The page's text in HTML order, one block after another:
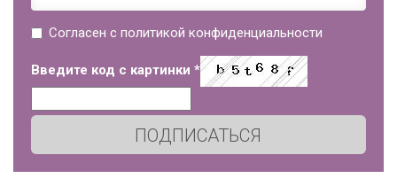
Согласен с политикой конфиденциальности
Введите код с картинки *
ПОДПИСАТЬСЯ